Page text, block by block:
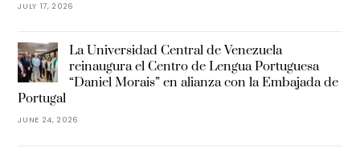
JULY 17, 2026
La Universidad Central de Venezuela
reinaugura el Centro de Lengua Portuguesa
“Daniel Morais” en alianza con la Embajada de
Portugal
JUNE 24, 2026